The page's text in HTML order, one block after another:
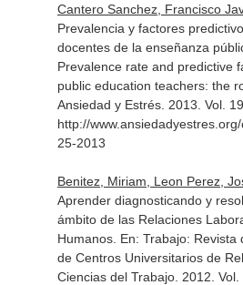
Cantero Sanchez, Francisco
Prevalencia y factores
docentes de la enseñanza
Prevalence rate and predictive
public education teachers: the
Ansiedad y Estrés. 2013. Vol.
http://
25-2013
Benitez, Miriam, Leon Perez,
Aprender diagnosticando y
ámbito de las Relaciones
Humanos. En: Trabajo: Revista
de Centros Universitarios de
Ciencias del Trabajo. 2012.